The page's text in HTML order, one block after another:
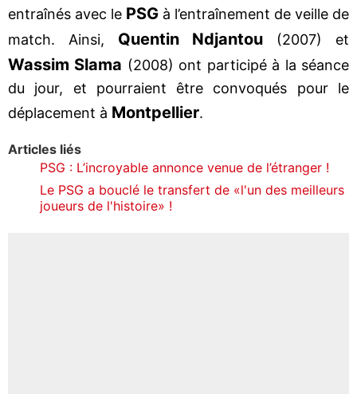
entraînés avec le PSG à l’entraînement de veille de
match. Ainsi, Quentin Ndjantou (2007) et
Wassim Slama (2008) ont participé à la séance
du jour, et pourraient être convoqués pour le
déplacement à Montpellier.
Articles liés
PSG : L’incroyable annonce venue de l’étranger !
Le PSG a bouclé le transfert de «l'un des meilleurs
joueurs de l'histoire» !